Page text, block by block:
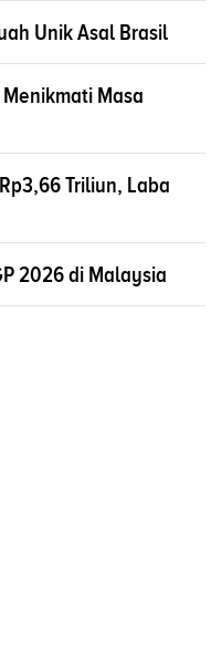
Unik Asal Brasil
Masa
Triliun, Laba
2026 di Malaysia